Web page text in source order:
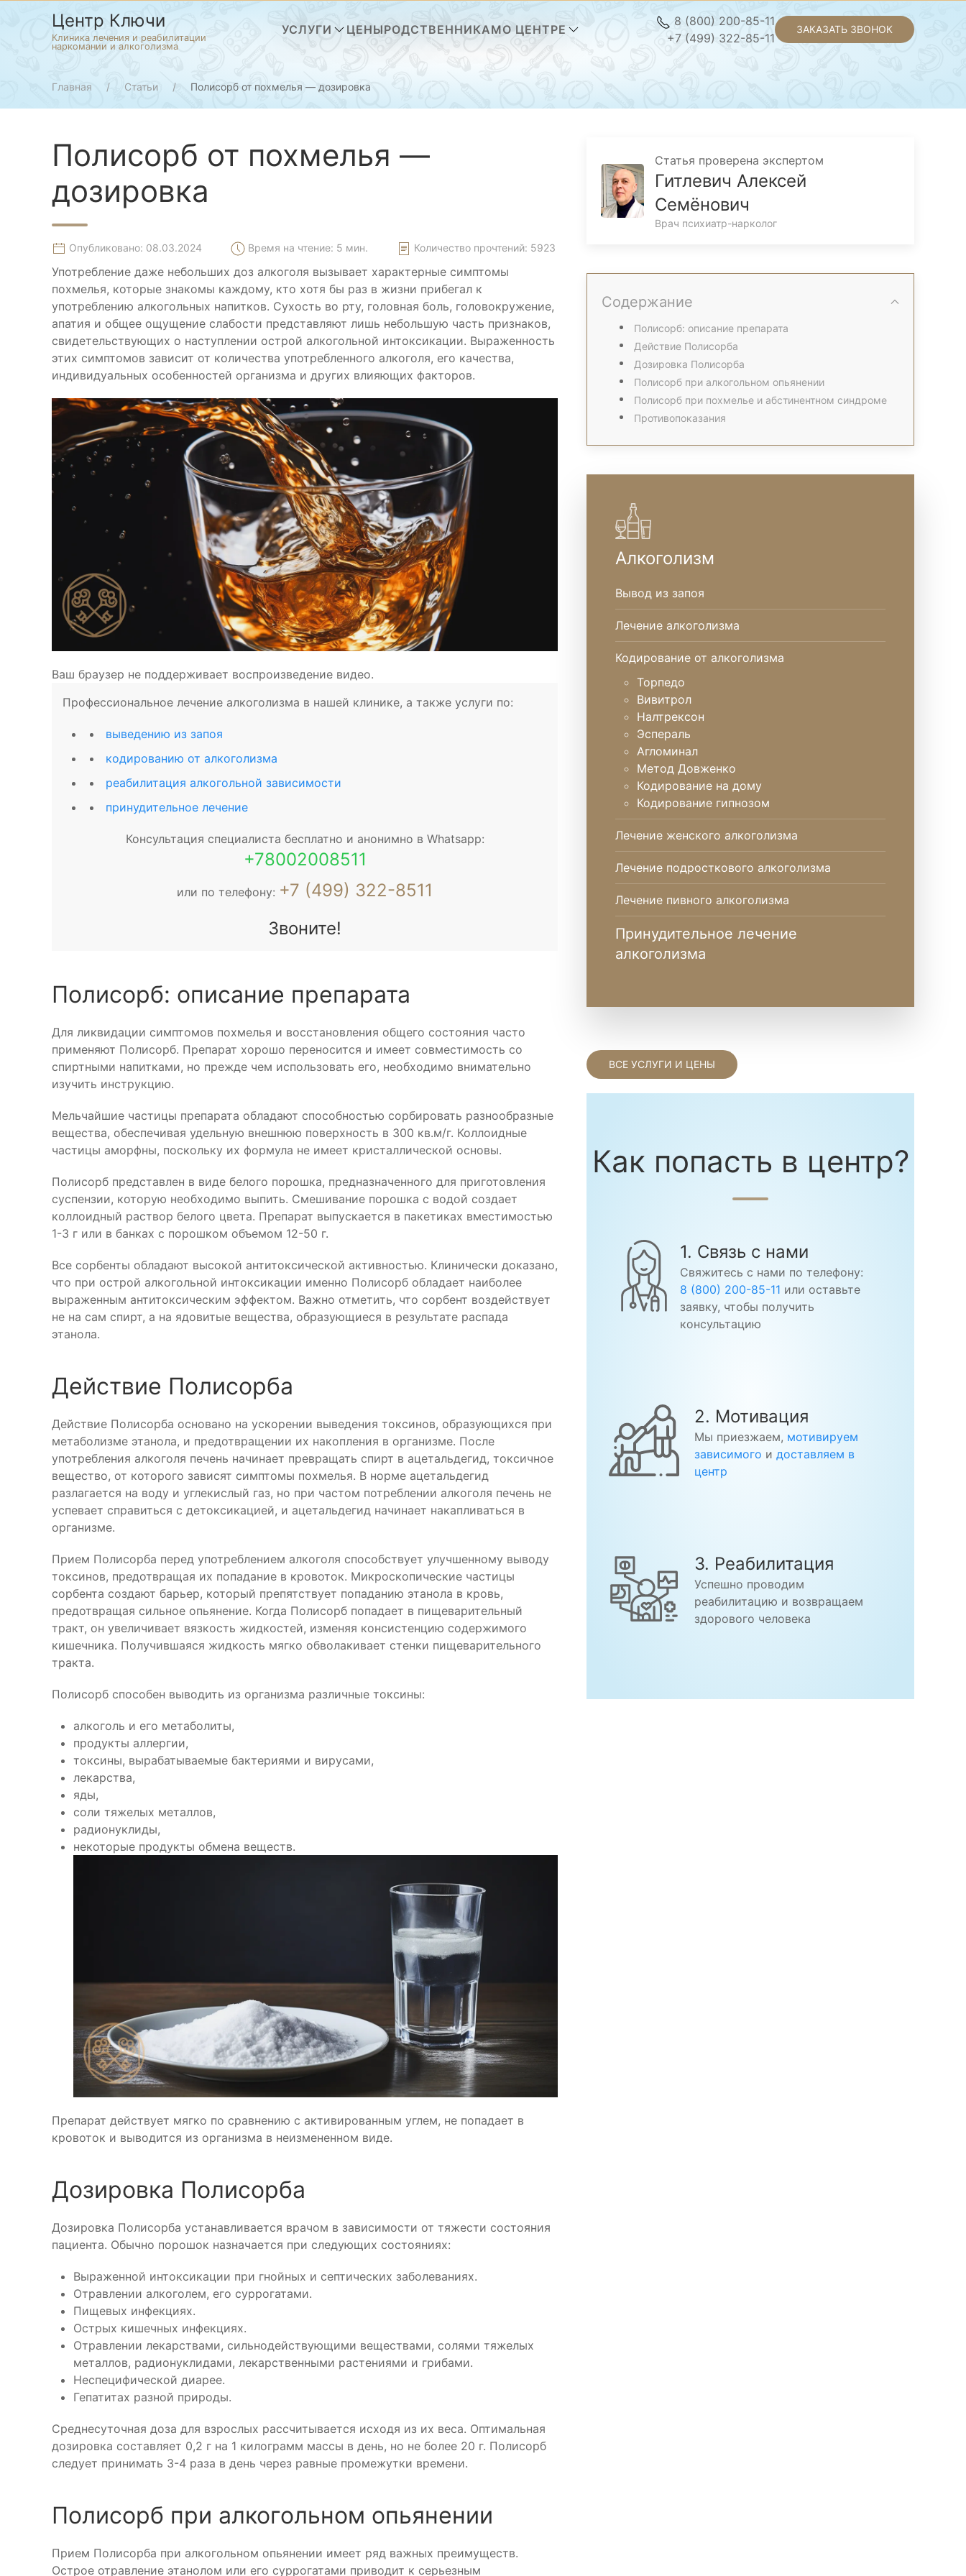
Центр Ключи
Клиника лечения и реабилитации
наркомании и алкоголизма
УСЛУГИ ЦЕНЫРОДСТВЕННИКАМО ЦЕНТРЕ
8 (800) 200-85-11
+7 (499) 322-85-11
ЗАКАЗАТЬ ЗВОНОК
Главная Статьи Полисорб от похмелья — дозировка
Полисорб от похмелья —
дозировка
Опубликовано: 08.03.2024 Время на чтение: 5 мин. Количество прочтений: 5923
Употребление даже небольших доз алкоголя вызывает характерные симптомы
похмелья, которые знакомы каждому, кто хотя бы раз в жизни прибегал к
употреблению алкогольных напитков. Сухость во рту, головная боль, головокружение,
апатия и общее ощущение слабости представляют лишь небольшую часть признаков,
свидетельствующих о наступлении острой алкогольной интоксикации. Выраженность
этих симптомов зависит от количества употребленного алкоголя, его качества,
индивидуальных особенностей организма и других влияющих факторов.
Ваш браузер не поддерживает воспроизведение видео.
Профессиональное лечение алкоголизма в нашей клинике, а также услуги по:
выведению из запоя
кодированию от алкоголизма
реабилитация алкогольной зависимости
принудительное лечение
Консультация специалиста бесплатно и анонимно в Whatsapp:
+78002008511
или по телефону: +7 (499) 322-8511
Звоните!
Полисорб: описание препарата
Для ликвидации симптомов похмелья и восстановления общего состояния часто
применяют Полисорб. Препарат хорошо переносится и имеет совместимость со
спиртными напитками, но прежде чем использовать его, необходимо внимательно
изучить инструкцию.
Мельчайшие частицы препарата обладают способностью сорбировать разнообразные
вещества, обеспечивая удельную внешнюю поверхность в 300 кв.м/г. Коллоидные
частицы аморфны, поскольку их формула не имеет кристаллической основы.
Полисорб представлен в виде белого порошка, предназначенного для приготовления
суспензии, которую необходимо выпить. Смешивание порошка с водой создает
коллоидный раствор белого цвета. Препарат выпускается в пакетиках вместимостью
1-3 г или в банках с порошком объемом 12-50 г.
Все сорбенты обладают высокой антитоксической активностью. Клинически доказано,
что при острой алкогольной интоксикации именно Полисорб обладает наиболее
выраженным антитоксическим эффектом. Важно отметить, что сорбент воздействует
не на сам спирт, а на ядовитые вещества, образующиеся в результате распада
этанола.
Действие Полисорба
Действие Полисорба основано на ускорении выведения токсинов, образующихся при
метаболизме этанола, и предотвращении их накопления в организме. После
употребления алкоголя печень начинает превращать спирт в ацетальдегид, токсичное
вещество, от которого зависят симптомы похмелья. В норме ацетальдегид
разлагается на воду и углекислый газ, но при частом потреблении алкоголя печень не
успевает справиться с детоксикацией, и ацетальдегид начинает накапливаться в
организме.
Прием Полисорба перед употреблением алкоголя способствует улучшенному выводу
токсинов, предотвращая их попадание в кровоток. Микроскопические частицы
сорбента создают барьер, который препятствует попаданию этанола в кровь,
предотвращая сильное опьянение. Когда Полисорб попадает в пищеварительный
тракт, он увеличивает вязкость жидкостей, изменяя консистенцию содержимого
кишечника. Получившаяся жидкость мягко обволакивает стенки пищеварительного
тракта.
Полисорб способен выводить из организма различные токсины:
алкоголь и его метаболиты,
продукты аллергии,
токсины, вырабатываемые бактериями и вирусами,
лекарства,
яды,
соли тяжелых металлов,
радионуклиды,
некоторые продукты обмена веществ.
Препарат действует мягко по сравнению с активированным углем, не попадает в
кровоток и выводится из организма в неизмененном виде.
Дозировка Полисорба
Дозировка Полисорба устанавливается врачом в зависимости от тяжести состояния
пациента. Обычно порошок назначается при следующих состояниях:
Выраженной интоксикации при гнойных и септических заболеваниях.
Отравлении алкоголем, его суррогатами.
Пищевых инфекциях.
Острых кишечных инфекциях.
Отравлении лекарствами, сильнодействующими веществами, солями тяжелых
металлов, радионуклидами, лекарственными растениями и грибами.
Неспецифической диарее.
Гепатитах разной природы.
Среднесуточная доза для взрослых рассчитывается исходя из их веса. Оптимальная
дозировка составляет 0,2 г на 1 килограмм массы в день, но не более 20 г. Полисорб
следует принимать 3-4 раза в день через равные промежутки времени.
Полисорб при алкогольном опьянении
Прием Полисорба при алкогольном опьянении имеет ряд важных преимуществ.
Острое отравление этанолом или его суррогатами приводит к серьезным
Статья проверена экспертом
Гитлевич Алексей
Семёнович
Врач психиатр-нарколог
Содержание
Полисорб: описание препарата
Действие Полисорба
Дозировка Полисорба
Полисорб при алкогольном опьянении
Полисорб при похмелье и абстинентном синдроме
Противопоказания
Алкоголизм
Вывод из запоя
Лечение алкоголизма
Кодирование от алкоголизма
Торпедо
Вивитрол
Налтрексон
Эспераль
Агломинал
Метод Довженко
Кодирование на дому
Кодирование гипнозом
Лечение женского алкоголизма
Лечение подросткового алкоголизма
Лечение пивного алкоголизма
Принудительное лечение
алкоголизма
ВСЕ УСЛУГИ И ЦЕНЫ
Как попасть в центр?
1. Связь с нами
Свяжитесь с нами по телефону:
8 (800) 200-85-11 или оставьте
заявку, чтобы получить
консультацию
2. Мотивация
Мы приезжаем, мотивируем
зависимого и доставляем в
центр
3. Реабилитация
Успешно проводим
реабилитацию и возвращаем
здорового человека